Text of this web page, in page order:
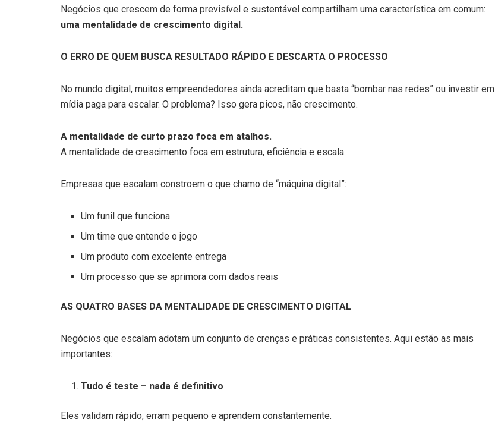
Negócios que crescem de forma previsível e sustentável compartilham uma característica em comum:
uma mentalidade de crescimento digital.
O ERRO DE QUEM BUSCA RESULTADO RÁPIDO E DESCARTA O PROCESSO
No mundo digital, muitos empreendedores ainda acreditam que basta “bombar nas redes” ou investir em
mídia paga para escalar. O problema? Isso gera picos, não crescimento.
A mentalidade de curto prazo foca em atalhos.
A mentalidade de crescimento foca em estrutura, eficiência e escala.
Empresas que escalam constroem o que chamo de “máquina digital”:
Um funil que funciona
Um time que entende o jogo
Um produto com excelente entrega
Um processo que se aprimora com dados reais
AS QUATRO BASES DA MENTALIDADE DE CRESCIMENTO DIGITAL
Negócios que escalam adotam um conjunto de crenças e práticas consistentes. Aqui estão as mais
importantes:
Tudo é teste – nada é definitivo
Eles validam rápido, erram pequeno e aprendem constantemente.